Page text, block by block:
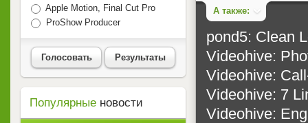
А также:
pond5: Clean
Videohive:
Videohive:
Videohive: 7
Videohive:
Apple Motion, Final Cut Pro
ProShow Producer
Голосовать Результаты
Популярные новости